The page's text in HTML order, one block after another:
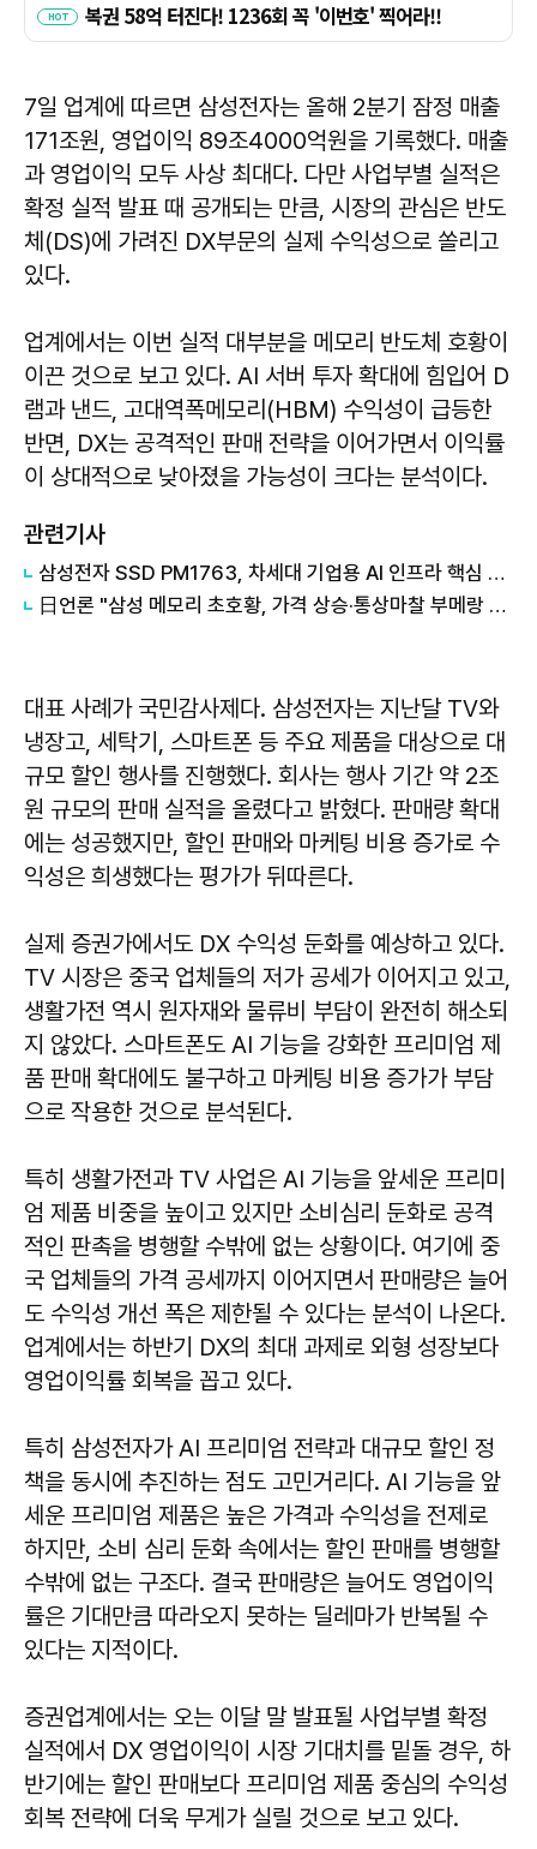
7일 업계에 따르면 삼성전자는 올해 2분기 잠정 매출
171조원, 영업이익 89조4000억원을 기록했다. 매출
과 영업이익 모두 사상 최대다. 다만 사업부별 실적은
확정 실적 발표 때 공개되는 만큼, 시장의 관심은 반도
체(DS)에 가려진 DX부문의 실제 수익성으로 쏠리고
있다.
업계에서는 이번 실적 대부분을 메모리 반도체 호황이
이끈 것으로 보고 있다. AI 서버 투자 확대에 힘입어 D
램과 낸드, 고대역폭메모리(HBM) 수익성이 급등한
반면, DX는 공격적인 판매 전략을 이어가면서 이익률
이 상대적으로 낮아졌을 가능성이 크다는 분석이다.
관련기사
삼성전자 SSD PM1763, 차세대 기업용 AI 인프라 핵심 솔루션 기대
日언론 "삼성 메모리 초호황, 가격 상승·통상마찰 부메랑 될 수도"
대표 사례가 국민감사제다. 삼성전자는 지난달 TV와
냉장고, 세탁기, 스마트폰 등 주요 제품을 대상으로 대
규모 할인 행사를 진행했다. 회사는 행사 기간 약 2조
원 규모의 판매 실적을 올렸다고 밝혔다. 판매량 확대
에는 성공했지만, 할인 판매와 마케팅 비용 증가로 수
익성은 희생했다는 평가가 뒤따른다.
실제 증권가에서도 DX 수익성 둔화를 예상하고 있다.
TV 시장은 중국 업체들의 저가 공세가 이어지고 있고,
생활가전 역시 원자재와 물류비 부담이 완전히 해소되
지 않았다. 스마트폰도 AI 기능을 강화한 프리미엄 제
품 판매 확대에도 불구하고 마케팅 비용 증가가 부담
으로 작용한 것으로 분석된다.
특히 생활가전과 TV 사업은 AI 기능을 앞세운 프리미
엄 제품 비중을 높이고 있지만 소비심리 둔화로 공격
적인 판촉을 병행할 수밖에 없는 상황이다. 여기에 중
국 업체들의 가격 공세까지 이어지면서 판매량은 늘어
도 수익성 개선 폭은 제한될 수 있다는 분석이 나온다.
업계에서는 하반기 DX의 최대 과제로 외형 성장보다
영업이익률 회복을 꼽고 있다.
특히 삼성전자가 AI 프리미엄 전략과 대규모 할인 정
책을 동시에 추진하는 점도 고민거리다. AI 기능을 앞
세운 프리미엄 제품은 높은 가격과 수익성을 전제로
하지만, 소비 심리 둔화 속에서는 할인 판매를 병행할
수밖에 없는 구조다. 결국 판매량은 늘어도 영업이익
률은 기대만큼 따라오지 못하는 딜레마가 반복될 수
있다는 지적이다.
증권업계에서는 오는 이달 말 발표될 사업부별 확정
실적에서 DX 영업이익이 시장 기대치를 밑돌 경우, 하
반기에는 할인 판매보다 프리미엄 제품 중심의 수익성
회복 전략에 더욱 무게가 실릴 것으로 보고 있다.